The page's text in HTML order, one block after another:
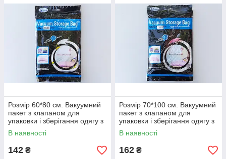
Розмір 60*80 см. Вакуумний
пакет з клапаном для
упаковки і зберігання одягу з
малюнком.
В наявності
142 ₴
Розмір 70*100 см. Вакуумний
пакет з клапаном для
упаковки і зберігання одягу з
малюнком.
В наявності
162 ₴